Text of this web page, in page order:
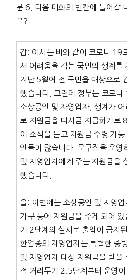
문 6. 다음 대화의 빈칸에 들어갈
은?
갑: 아시는 바와 같이 코로나 19
서 어려움을 겪는 국민의 생계를
지난 5월에 전 국민을 대상으로
했습니다. 그런데 정부는 코로나
소상공인 및 자영업자, 생계가
로 지원금을 다시금 지급하기로
이 소식을 듣고 지원금 수령 가
인들이 많습니다. 문구점을 운영
및 자영업자에게 주는 지원금을
했습니다.
을: 이번에는 소상공인 및 자영업
가구 등에 지원금을 주게 되어
기 2단계의 실시로 출입이 금지
한업종의 자영업자는 특별한 증
및 자영업자 대상 지원금을 받을
적 거리두기 2.5단계부터 운영이